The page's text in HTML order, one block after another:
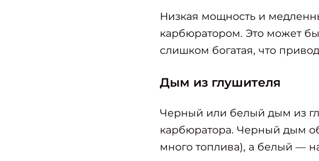
Низкая мощность и
карбюратором. Это может
слишком богатая, что
Дым из глушителя
Черный или белый дым из
карбюратора. Черный дым
много топлива), а белый —